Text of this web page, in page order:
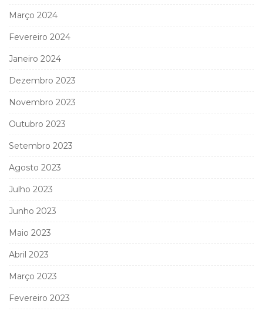
Março 2024
Fevereiro 2024
Janeiro 2024
Dezembro 2023
Novembro 2023
Outubro 2023
Setembro 2023
Agosto 2023
Julho 2023
Junho 2023
Maio 2023
Abril 2023
Março 2023
Fevereiro 2023